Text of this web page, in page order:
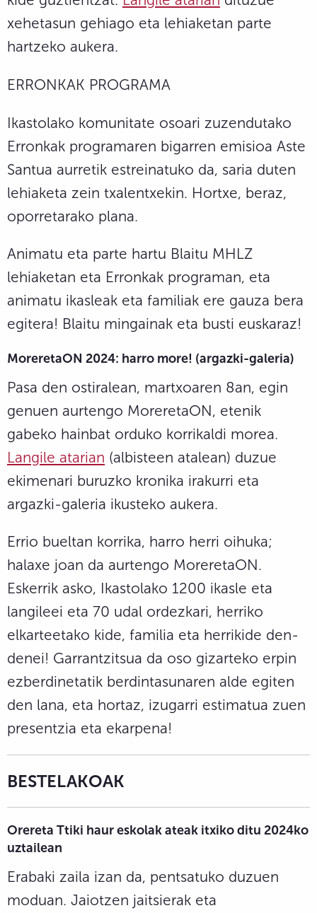
xehetasun gehiago eta lehiaketan parte
hartzeko aukera.
ERRONKAK PROGRAMA
Ikastolako komunitate osoari zuzendutako
Erronkak programaren bigarren emisioa Aste
Santua aurretik estreinatuko da, saria duten
lehiaketa zein txalentxekin. Hortxe, beraz,
oporretarako plana.
Animatu eta parte hartu Blaitu MHLZ
lehiaketan eta Erronkak programan, eta
animatu ikasleak eta familiak ere gauza bera
egitera! Blaitu mingainak eta busti euskaraz!
MoreretaON 2024: harro more! (argazki-galeria)
Pasa den ostiralean, martxoaren 8an, egin
genuen aurtengo MoreretaON, etenik
gabeko hainbat orduko korrikaldi morea.
Langile atarian (albisteen atalean) duzue
ekimenari buruzko kronika irakurri eta
argazki-galeria ikusteko aukera.
Errio bueltan korrika, harro herri oihuka;
halaxe joan da aurtengo MoreretaON.
Eskerrik asko, Ikastolako 1200 ikasle eta
langileei eta 70 udal ordezkari, herriko
elkarteetako kide, familia eta herrikide den-
denei! Garrantzitsua da oso gizarteko erpin
ezberdinetatik berdintasunaren alde egiten
den lana, eta hortaz, izugarri estimatua zuen
presentzia eta ekarpena!
BESTELAKOAK
Orereta Ttiki haur eskolak ateak itxiko ditu 2024ko
uztailean
Erabaki zaila izan da, pentsatuko duzuen
moduan. Jaiotzen jaitsierak eta